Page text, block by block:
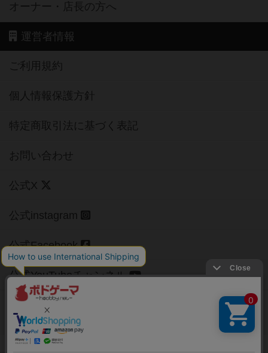
オーナー・店長の方へ
運営者情報
ご利用規約
個人情報保護方針
特定商取引法に基づく表記
お問い合わせ
公式X
公式instagram
公式Facebook
公式YouTubeチャンネル